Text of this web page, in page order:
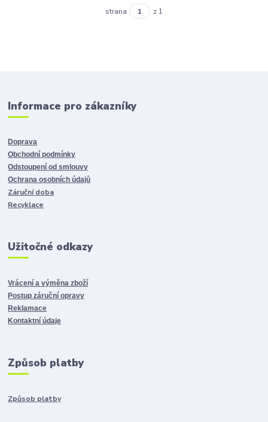
strana z 1
Informace pro zákazníky
Doprava
Obchodní podmínky
Odstoupení od smlouvy
Ochrana osobních údajů
Záruční doba
Recyklace
Užitočné odkazy
Vrácení a výměna zboží
Postup záruční opravy
Reklamace
Kontaktní údaje
Způsob platby
Způsob platby